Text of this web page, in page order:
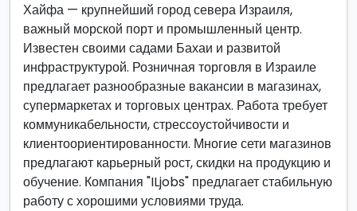
Хайфа — крупнейший город севера Израиля,
важный морской порт и промышленный центр.
Известен своими садами Бахаи и развитой
инфраструктурой. Розничная торговля в Израиле
предлагает разнообразные вакансии в магазинах,
супермаркетах и торговых центрах. Работа требует
коммуникабельности, стрессоустойчивости и
клиентоориентированности. Многие сети магазинов
предлагают карьерный рост, скидки на продукцию и
обучение. Компания "ILjobs" предлагает стабильную
работу с хорошими условиями труда.